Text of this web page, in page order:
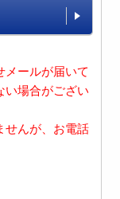
ールが届いて
い場合がござい
せんが、お電話